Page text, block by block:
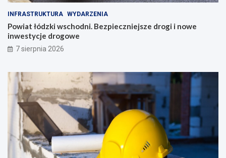
INFRASTRUKTURA WYDARZENIA
Powiat łódzki wschodni. Bezpieczniejsze drogi i nowe
inwestycje drogowe
7 sierpnia 2026